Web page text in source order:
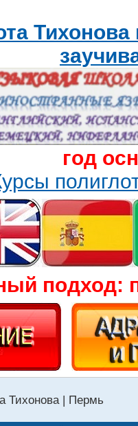
год
подход:
Тихонова | Пермь